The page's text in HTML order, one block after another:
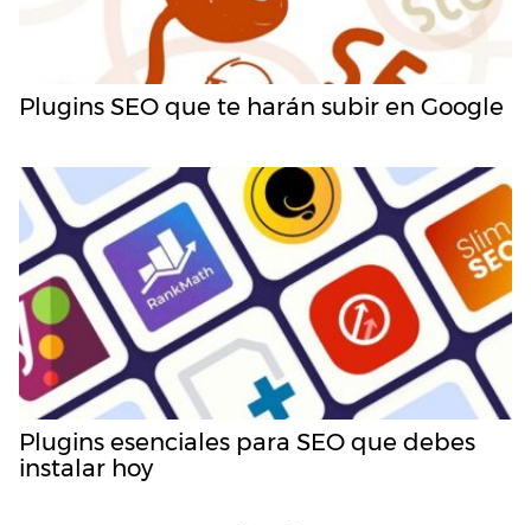
Plugins SEO que te harán subir en Google
Plugins esenciales para SEO que debes
instalar hoy